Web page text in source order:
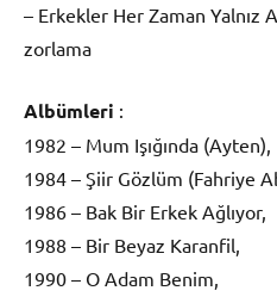
– Erkekler Her Zaman Yalnız
zorlama
Albümleri :
1982 – Mum Işığında (Ayten),
1984 – Şiir Gözlüm (Fahriye
1986 – Bak Bir Erkek Ağlıyor,
1988 – Bir Beyaz Karanfil,
1990 – O Adam Benim,